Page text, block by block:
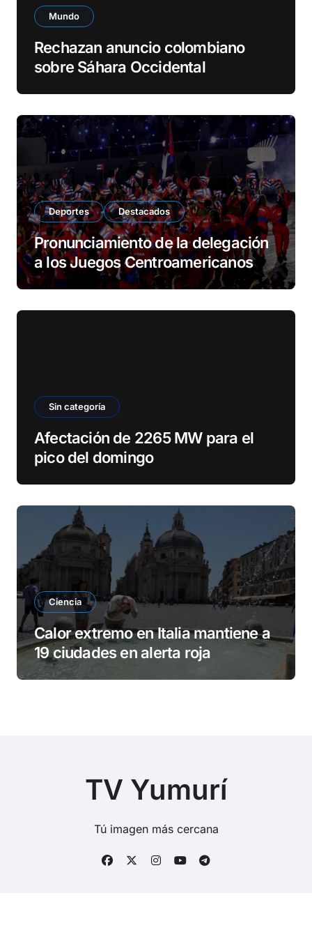
Mundo
Rechazan anuncio colombiano
sobre Sáhara Occidental
Deportes Destacados
Pronunciamiento de la delegación
a los Juegos Centroamericanos
Sin categoría
Afectación de 2265 MW para el
pico del domingo
Ciencia
Calor extremo en Italia mantiene a
19 ciudades en alerta roja
TV Yumurí
Tú imagen más cercana